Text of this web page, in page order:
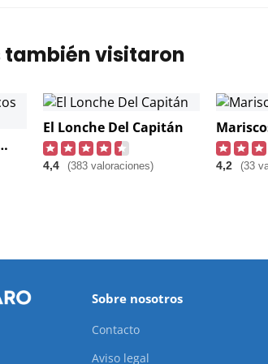
también visitaron
Océano Querétaro
El Lonche Del Capitán
4,4 (383 valoraciones) 4,2 (33
Sobre nosotros
Contacto
Aviso legal